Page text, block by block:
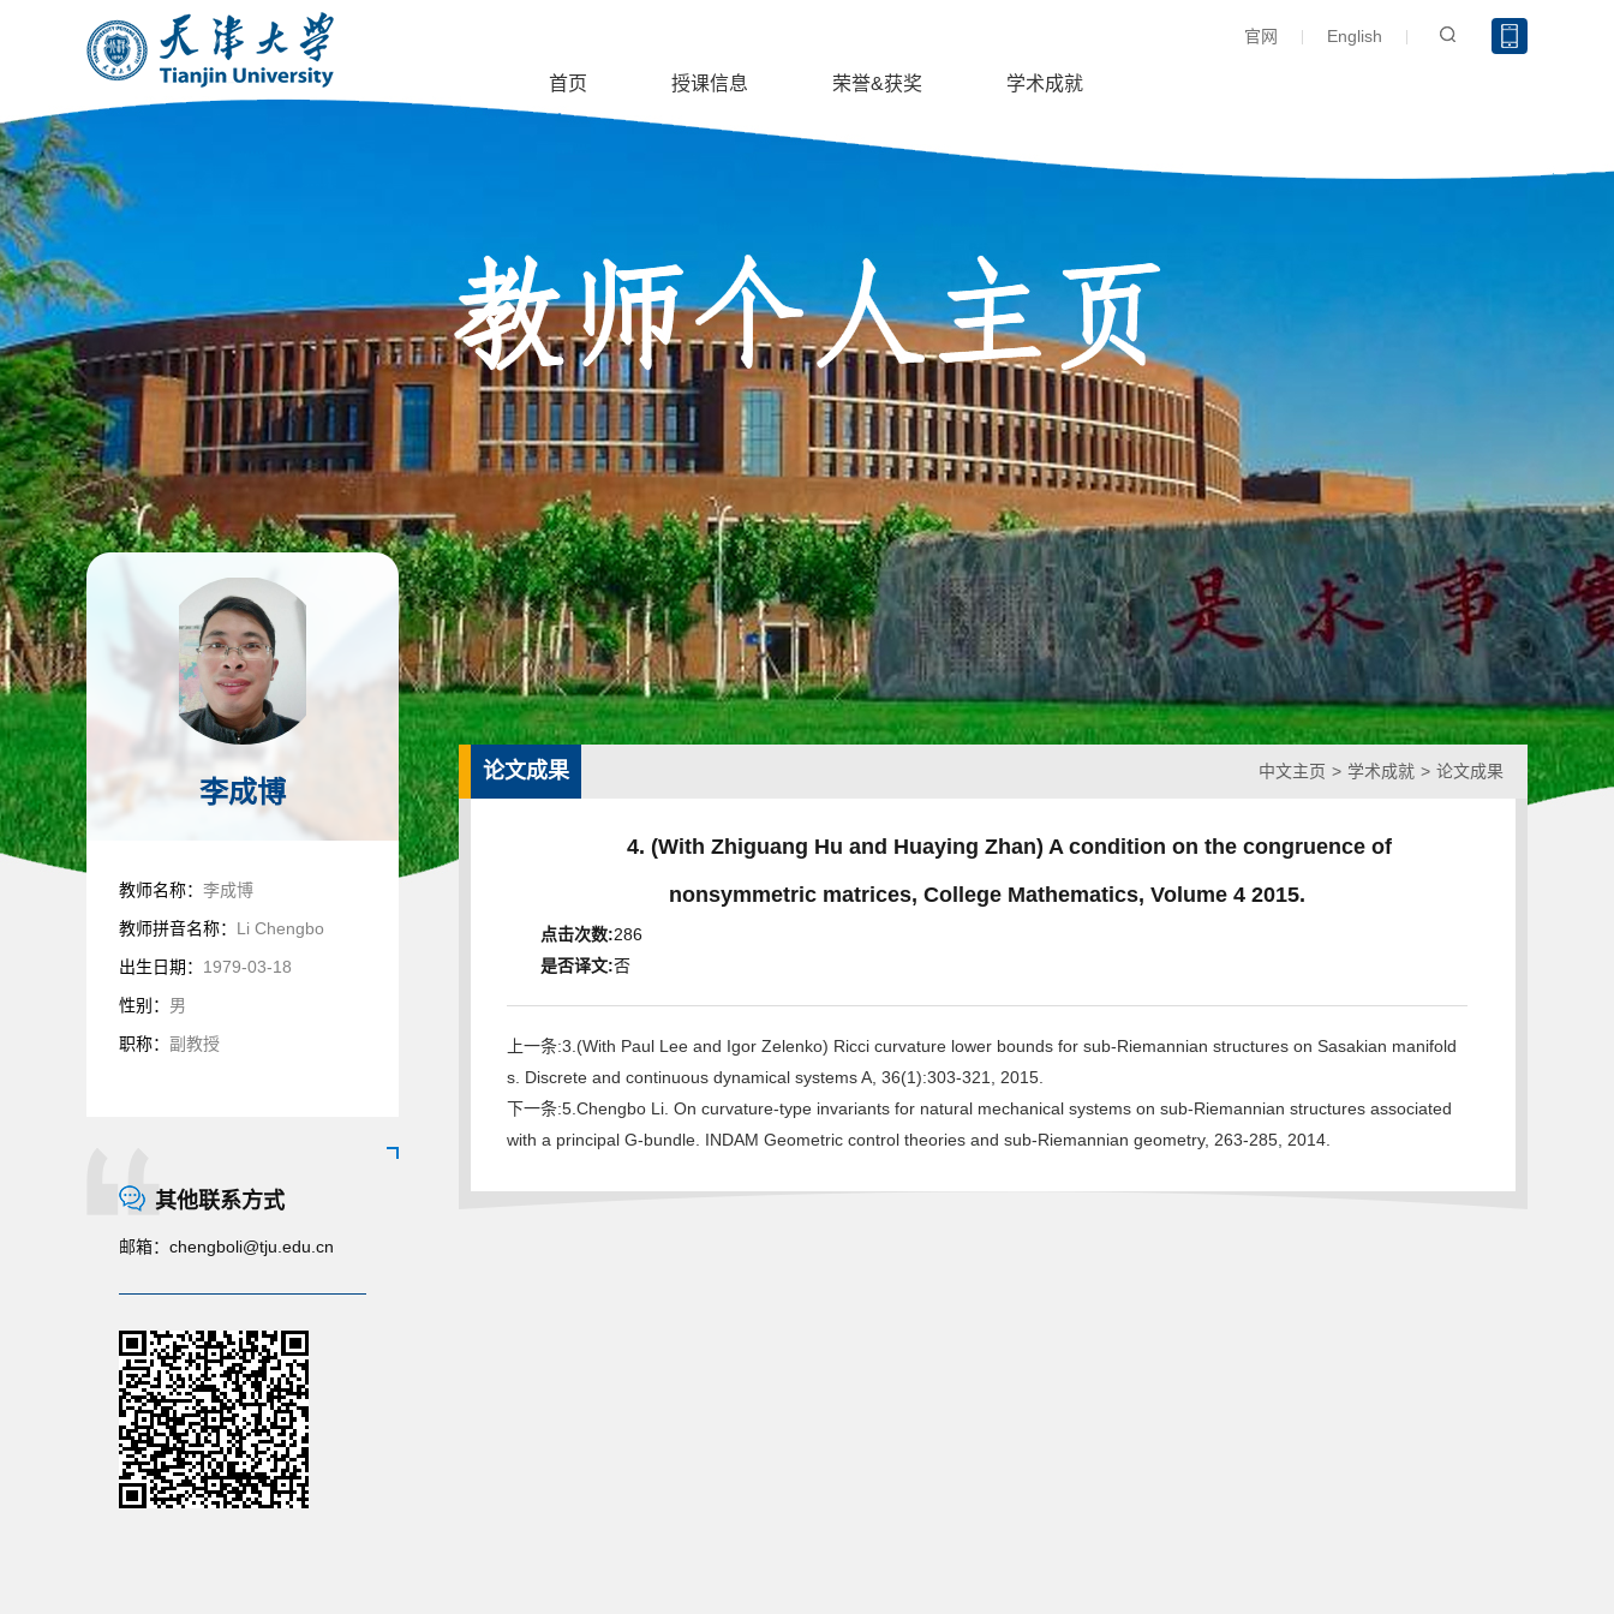
English
官网
首页 授课信息 荣誉&获奖 学术成就
李成博
教师名称： 李成博
教师拼音名称： Li Chengbo
出生日期： 1979-03-18
性别： 男
职称： 副教授
其他联系方式
邮箱： chengboli@tju.edu.cn
论文成果 中文主页 > 学术成就 > 论文成果
4. (With Zhiguang Hu and Huaying Zhan) A condition on the congruence of
nonsymmetric matrices, College Mathematics, Volume 4 2015.
点击次数:286
是否译文:否
上一条:3.(With Paul Lee and Igor Zelenko) Ricci curvature lower bounds for sub-Riemannian structures on Sasakian manifold
s. Discrete and continuous dynamical systems A, 36(1):303-321, 2015.
下一条:5.Chengbo Li. On curvature-type invariants for natural mechanical systems on sub-Riemannian structures associated
with a principal G-bundle. INDAM Geometric control theories and sub-Riemannian geometry, 263-285, 2014.